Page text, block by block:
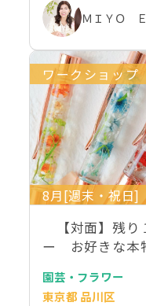
ＭＩＹＯ
ワークショップ
8月[週末・祝日]
【対面】残り
ー お好きな本
園芸・フラワー
東京都 品川区